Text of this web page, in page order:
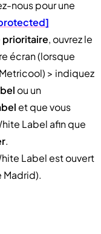
nous pour une
prioritaire, ouvrez le
écran (lorsque
> indiquez
ou un
et que vous
Label afin que
.
Label est ouvert
Madrid).